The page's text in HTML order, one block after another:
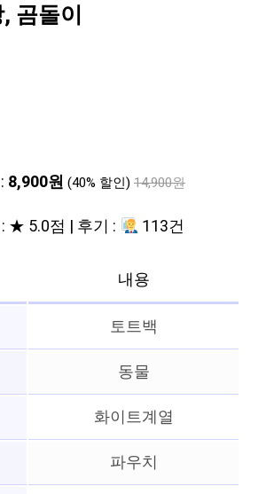
곰돌이
8,900원 (40% 할인) 14,900원
★ 5.0점 | 후기 : 113건
내용
토트백
동물
화이트계열
파우치